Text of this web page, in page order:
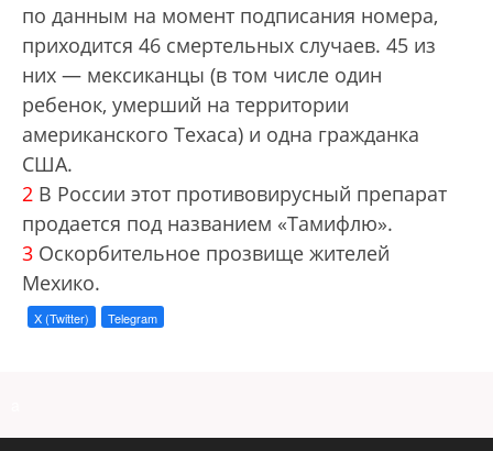
по данным на момент подписания номера,
приходится 46 смертельных случаев. 45 из
них — мексиканцы (в том числе один
ребенок, умерший на территории
американского Техаса) и одна гражданка
США.
2 В России этот противовирусный препарат
продается под названием «Тамифлю».
3 Оскорбительное прозвище жителей
Мехико.
X (Twitter) Telegram